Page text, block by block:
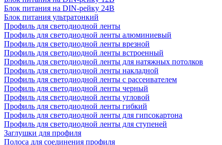
Блок питания на DIN-рейку 24В
Блок питания ультратонкий
Профиль для светодиодной ленты
Профиль для светодиодной ленты алюминиевый
Профиль для светодиодной ленты врезной
Профиль для светодиодной ленты встроенный
Профиль для светодиодной ленты для натяжных потолков
Профиль для светодиодной ленты накладной
Профиль для светодиодной ленты с рассеивателем
Профиль для светодиодной ленты черный
Профиль для светодиодной ленты угловой
Профиль для светодиодной ленты гибкий
Профиль для светодиодной ленты для гипсокартона
Профиль для светодиодной ленты для ступеней
Заглушки для профиля
Полоса для соединения профиля